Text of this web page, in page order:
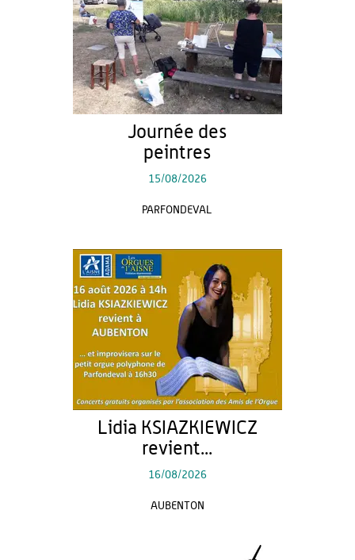
Journée des
peintres
15/08/2026
PARFONDEVAL
Lidia KSIAZKIEWICZ
revient...
16/08/2026
AUBENTON